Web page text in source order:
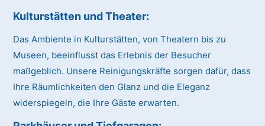
Kulturstätten und Theater:
Das Ambiente in Kulturstätten, von Theatern bis zu
Museen, beeinflusst das Erlebnis der Besucher
maßgeblich. Unsere Reinigungskräfte sorgen dafür, dass
Ihre Räumlichkeiten den Glanz und die Eleganz
widerspiegeln, die Ihre Gäste erwarten.